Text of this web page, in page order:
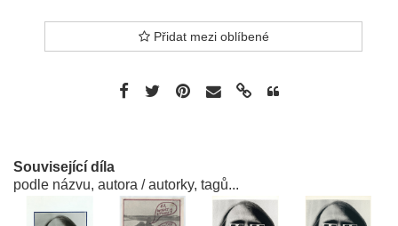
Přidat mezi oblíbené
Související díla
podle názvu, autora / autorky, tagů...